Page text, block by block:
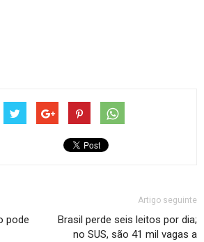
pode
Artigo seguinte
Brasil perde seis leitos por dia;
no SUS, são 41 mil vagas a